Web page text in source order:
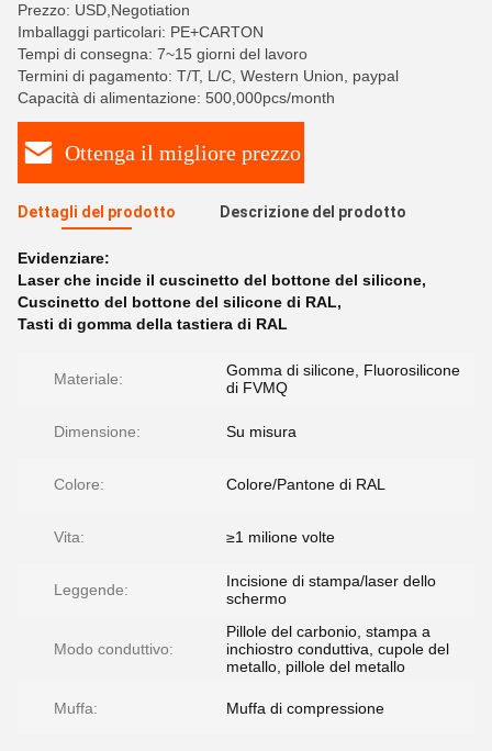
Prezzo: USD,Negotiation
Imballaggi particolari: PE+CARTON
Tempi di consegna: 7~15 giorni del lavoro
Termini di pagamento: T/T, L/C, Western Union, paypal
Capacità di alimentazione: 500,000pcs/month
Ottenga il migliore prezzo
Dettagli del prodotto Descrizione del prodotto
Evidenziare:
Laser che incide il cuscinetto del bottone del silicone,
Cuscinetto del bottone del silicone di RAL,
Tasti di gomma della tastiera di RAL
Materiale:
Gomma di silicone, Fluorosilicone
di FVMQ
Dimensione: Su misura
Colore: Colore/Pantone di RAL
Vita: ≥1 milione volte
Leggende:
Incisione di stampa/laser dello
schermo
Modo conduttivo:
Pillole del carbonio, stampa a
inchiostro conduttiva, cupole del
metallo, pillole del metallo
Muffa: Muffa di compressione